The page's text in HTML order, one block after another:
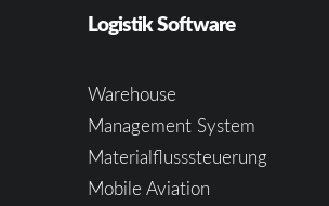
Logistik Software
Warehouse
Management System
Materialflusssteuerung
Mobile Aviation